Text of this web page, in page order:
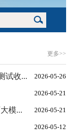
更多>>
试收... 2026-05-26
2026-05-21
模... 2026-05-21
2026-05-12